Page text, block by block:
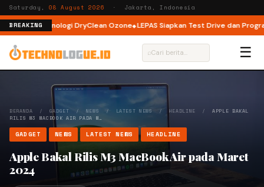
Saturday,08 August 2026 · Jakarta, Indonesia
BREAKINGTeknologi DryClean Ozone LEPAS Siapkan Test Drive dan Program
⌕ ☰
BERANDA / GADGET / NEWS / LATEST NEWS / HEADLINE /APPLE BAKAL
RILIS M3 MACBOOK AIR PADA M…
GADGET NEWS LATEST NEWS HEADLINE
Apple Bakal Rilis M3 MacBook Air pada Maret
2024